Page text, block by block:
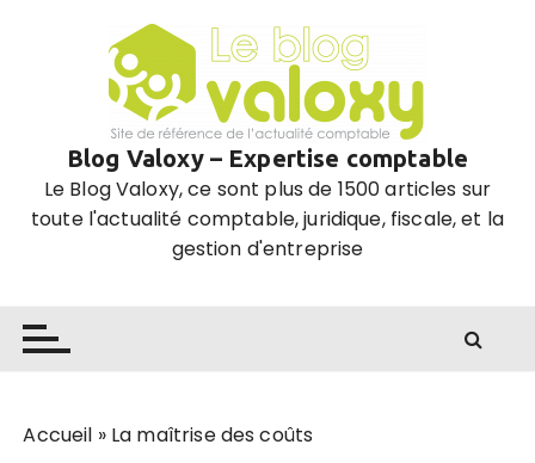
Blog Valoxy – Expertise comptable
Le Blog Valoxy, ce sont plus de 1500 articles sur
toute l'actualité comptable, juridique, fiscale, et la
gestion d'entreprise
Accueil » La maîtrise des coûts